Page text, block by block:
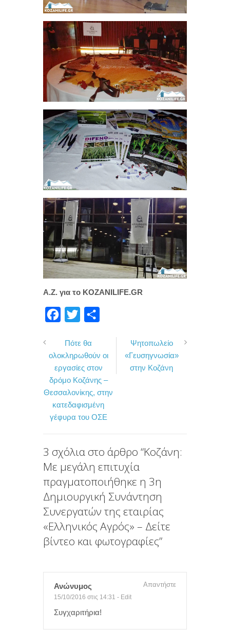
Α.Ζ. για το KOZANILIFE.GR
e
b
o
o
k
i
t
t
e
r
ρ
α
σ
τ
ε
τ
ε
Πότε θα
ολοκληρωθούν οι
εργασίες στον
δρόμο Κοζάνης –
Θεσσαλονίκης, στην
κατεδαφισμένη
γέφυρα του ΟΣΕ
Ψητοπωλείο
«Γευσηγνωσία»
στην Κοζάνη
3 σχόλια στο άρθρο “Κοζάνη:
Με μεγάλη επιτυχία
πραγματοποιήθηκε η 3η
Δημιουργική Συνάντηση
Συνεργατών της εταιρίας
«Ελληνικός Αγρός» – Δείτε
βίντεο και φωτογραφίες”
Ανώνυμος
15/10/2016 στις 14:31 - Edit
Απαντήστε
Συγχαριτήρια!